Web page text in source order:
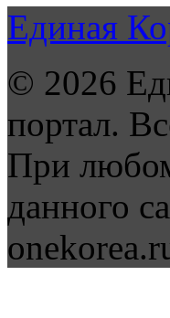
Единая
© 2026
портал.
При
данного